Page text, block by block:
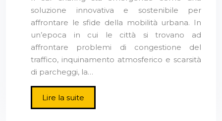
soluzione innovativa e sostenibile per
affrontare le sfide della mobilità urbana. In
un’epoca in cui le città si trovano ad
affrontare problemi di congestione del
traffico, inquinamento atmosferico e scarsità
di parcheggi, la…
Lire la suite